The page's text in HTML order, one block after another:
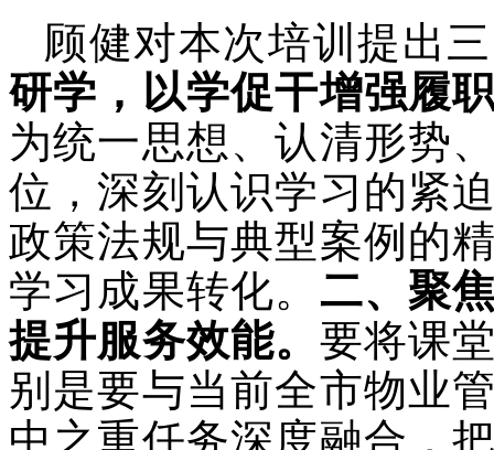
顾健对本次培训提出
研学，以学促干增强履
为统一思想、认清形势
位，深刻认识学习的紧
政策法规与典型案例的
学习成果转化。 二、聚
提升服务效能。 要将课
别是要与当前全市物业
中之重任务深度融合，